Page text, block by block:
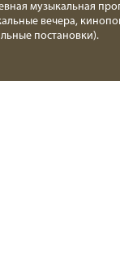
музыкальная
вечера,
постановки).